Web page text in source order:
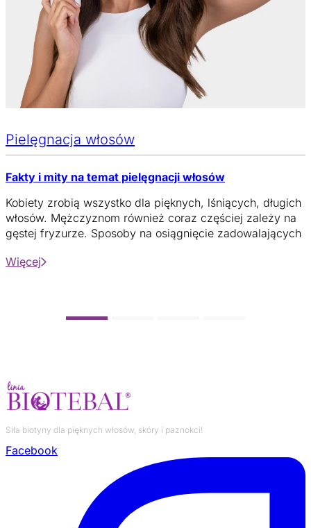
Pielęgnacja włosów
Fakty i mity na temat pielęgnacji włosów
Kobiety zrobią wszystko dla pięknych, lśniących, długich
włosów. Mężczyznom również coraz częściej zależy na
gęstej fryzurze. Sposoby na osiągnięcie zadowalających
znane od lat i oczywiste – zdrowo się odżywiać,
których kilka warto obalić, ale również odnaleźć
Więcej
Siła biotyny dla pięknych włosów, skóry i paznokci!
Facebook